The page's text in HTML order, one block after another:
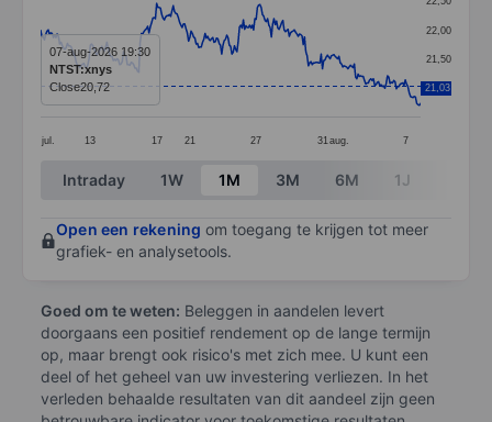
Line chart with 299 data points.
The chart has 1 X axis displaying categories.
The chart has 1 Y axis displaying values. Data
jul. 13 17 21 27 31 aug. 7
21,00
21,50
22,00
21,03
07-aug-2026 19:30
NTST:xnys
Close20,72
End of interactive chart.
Intraday 1W 1M 3M 6M 1J
Open een rekening om toegang te krijgen tot meer
grafiek- en analysetools.
Goed om te weten: Beleggen in aandelen levert
doorgaans een positief rendement op de lange termijn
op, maar brengt ook risico's met zich mee. U kunt een
deel of het geheel van uw investering verliezen. In het
verleden behaalde resultaten van dit aandeel zijn geen